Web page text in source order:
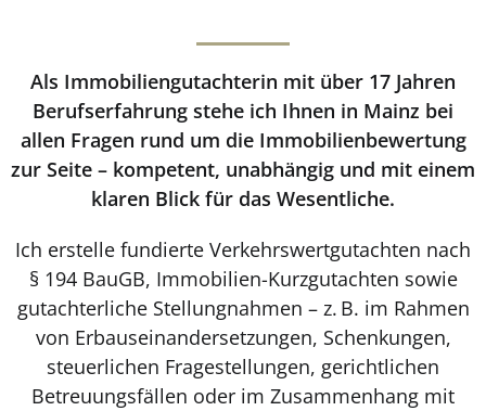
Als Immobiliengutachterin mit über 17 Jahren
Berufserfahrung stehe ich Ihnen in Mainz bei
allen Fragen rund um die Immobilienbewertung
zur Seite – kompetent, unabhängig und mit einem
klaren Blick für das Wesentliche.
Ich erstelle fundierte Verkehrswertgutachten nach
§ 194 BauGB, Immobilien-Kurzgutachten sowie
gutachterliche Stellungnahmen – z. B. im Rahmen
von Erbauseinandersetzungen, Schenkungen,
steuerlichen Fragestellungen, gerichtlichen
Betreuungsfällen oder im Zusammenhang mit